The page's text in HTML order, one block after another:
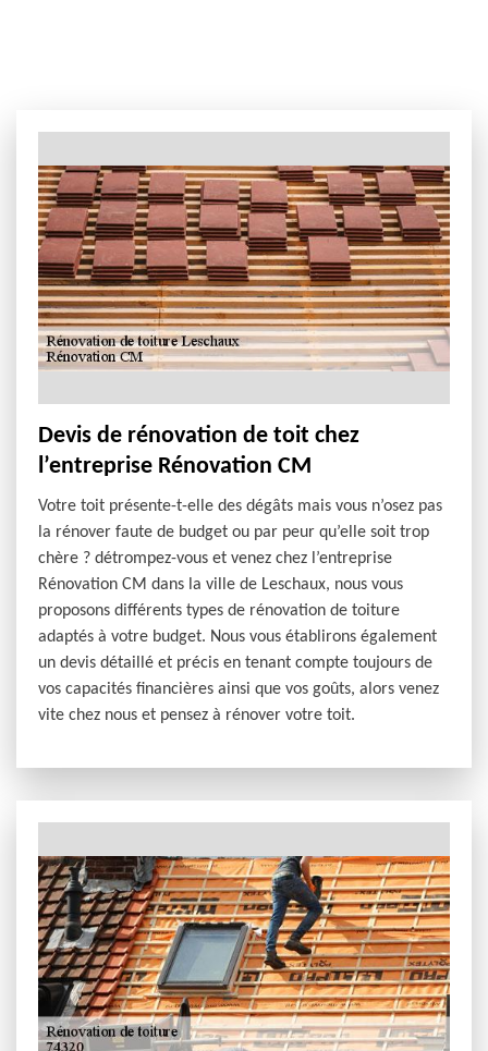
Devis de rénovation de toit chez
l’entreprise Rénovation CM
Votre toit présente-t-elle des dégâts mais vous n’osez pas
la rénover faute de budget ou par peur qu’elle soit trop
chère ? détrompez-vous et venez chez l’entreprise
Rénovation CM dans la ville de Leschaux, nous vous
proposons différents types de rénovation de toiture
adaptés à votre budget. Nous vous établirons également
un devis détaillé et précis en tenant compte toujours de
vos capacités financières ainsi que vos goûts, alors venez
vite chez nous et pensez à rénover votre toit.